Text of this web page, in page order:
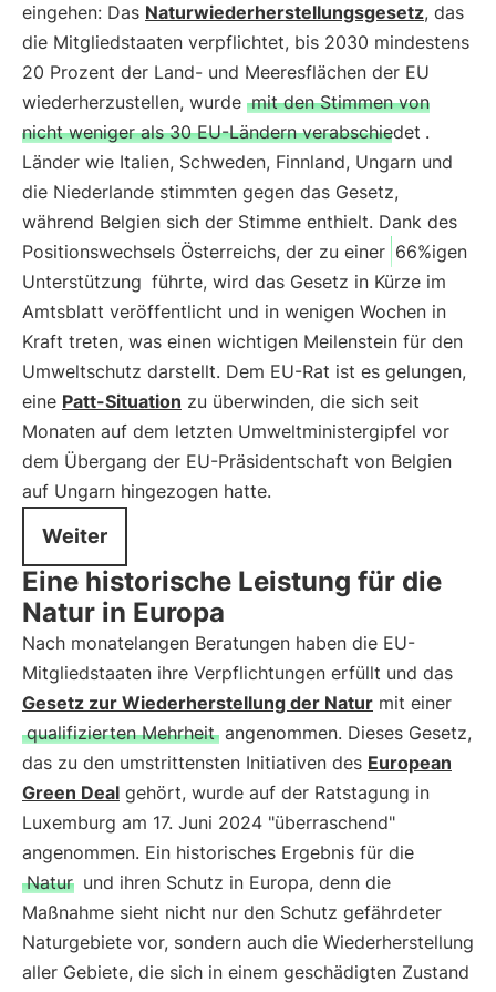
eingehen: Das Naturwiederherstellungsgesetz, das
die Mitgliedstaaten verpflichtet, bis 2030 mindestens
20 Prozent der Land- und Meeresflächen der EU
wiederherzustellen, wurde mit den Stimmen von
nicht weniger als 30 EU-Ländern verabschiedet .
Länder wie Italien, Schweden, Finnland, Ungarn und
die Niederlande stimmten gegen das Gesetz,
während Belgien sich der Stimme enthielt. Dank des
Positionswechsels Österreichs, der zu einer 66%igen
Unterstützung führte, wird das Gesetz in Kürze im
Amtsblatt veröffentlicht und in wenigen Wochen in
Kraft treten, was einen wichtigen Meilenstein für den
Umweltschutz darstellt. Dem EU-Rat ist es gelungen,
eine Patt-Situation zu überwinden, die sich seit
Monaten auf dem letzten Umweltministergipfel vor
dem Übergang der EU-Präsidentschaft von Belgien
auf Ungarn hingezogen hatte.
Weiter
Eine historische Leistung für die
Natur in Europa
Nach monatelangen Beratungen haben die EU-
Mitgliedstaaten ihre Verpflichtungen erfüllt und das
Gesetz zur Wiederherstellung der Natur mit einer
qualifizierten Mehrheit angenommen. Dieses Gesetz,
das zu den umstrittensten Initiativen des European
Green Deal gehört, wurde auf der Ratstagung in
Luxemburg am 17. Juni 2024 "überraschend"
angenommen. Ein historisches Ergebnis für die
Natur und ihren Schutz in Europa, denn die
Maßnahme sieht nicht nur den Schutz gefährdeter
Naturgebiete vor, sondern auch die Wiederherstellung
aller Gebiete, die sich in einem geschädigten Zustand